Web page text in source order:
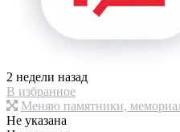
2 недели назад
В избранное
Меняю памятники,
Не указана